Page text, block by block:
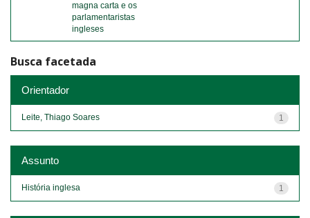
magna carta e os
parlamentaristas
ingleses
Busca facetada
Orientador
1
Leite, Thiago Soares
Assunto
1
História inglesa